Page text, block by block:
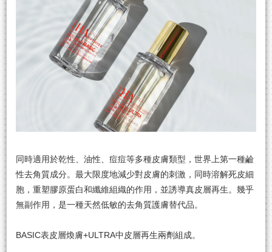
同時適用於乾性、油性、痘痘等多種皮膚類型，世界上第一種鹼
性去角質成分。最大限度地減少對皮膚的刺激，同時溶解死皮細
胞，重塑膠原蛋白和纖維組織的作用，並誘導真皮層再生。幾乎
無副作用，是一種天然低敏的去角質護膚替代品。
BASIC表皮層煥膚+ULTRA中皮層再生兩劑組成。